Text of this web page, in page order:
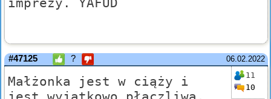
06.02.2022
#47125 ?
11
10
Małżonka jest w ciąży i